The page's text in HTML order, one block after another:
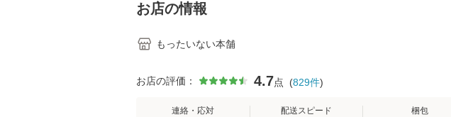
お店の情報
もったいない本舗
お店の評価： 4.7点 (829件)
連絡・応対 配送スピード 梱包